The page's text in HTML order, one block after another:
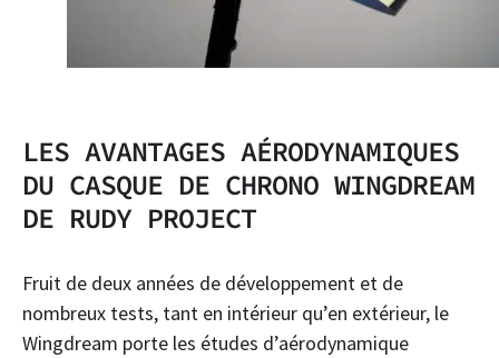
LES AVANTAGES AÉRODYNAMIQUES
DU CASQUE DE CHRONO WINGDREAM
DE RUDY PROJECT
Fruit de deux années de développement et de
nombreux tests, tant en intérieur qu’en extérieur, le
Wingdream porte les études d’aérodynamique